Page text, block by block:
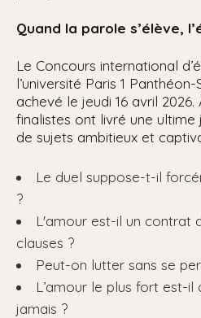
Quand la parole s’élève,
Le Concours international
l’université Paris 1
achevé le jeudi 16 avril
finalistes ont livré une
de sujets ambitieux et
Le duel suppose-t-il
?
L'amour est-il un contrat
clauses ?
Peut-on lutter sans se
L’amour le plus fort est-il
jamais ?